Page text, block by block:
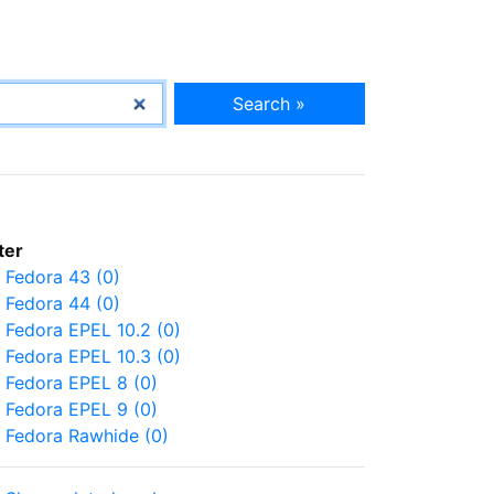
Search »
Fedora 43 (0)
Fedora 44 (0)
Fedora EPEL 10.2 (0)
Fedora EPEL 10.3 (0)
Fedora EPEL 8 (0)
Fedora EPEL 9 (0)
Fedora Rawhide (0)